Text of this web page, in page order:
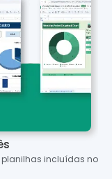
incluídas no